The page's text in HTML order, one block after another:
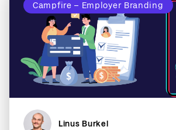
Campfire – Employer Branding
Linus Burkel